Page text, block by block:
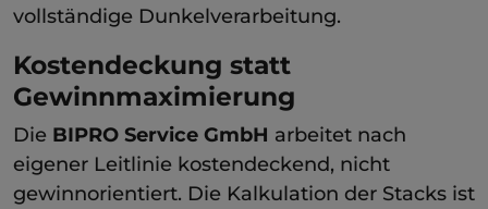
vollständige Dunkelverarbeitung.
Kostendeckung statt
Gewinnmaximierung
Die BIPRO Service GmbH arbeitet nach
eigener Leitlinie kostendeckend, nicht
gewinnorientiert. Die Kalkulation der Stacks ist